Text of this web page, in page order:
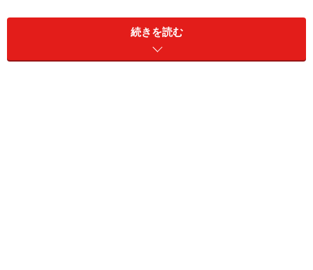
シンプルなバンスクリップをアレンジ
バンスクリップとは、熊手のような形で両側から髪の毛
続きを読む